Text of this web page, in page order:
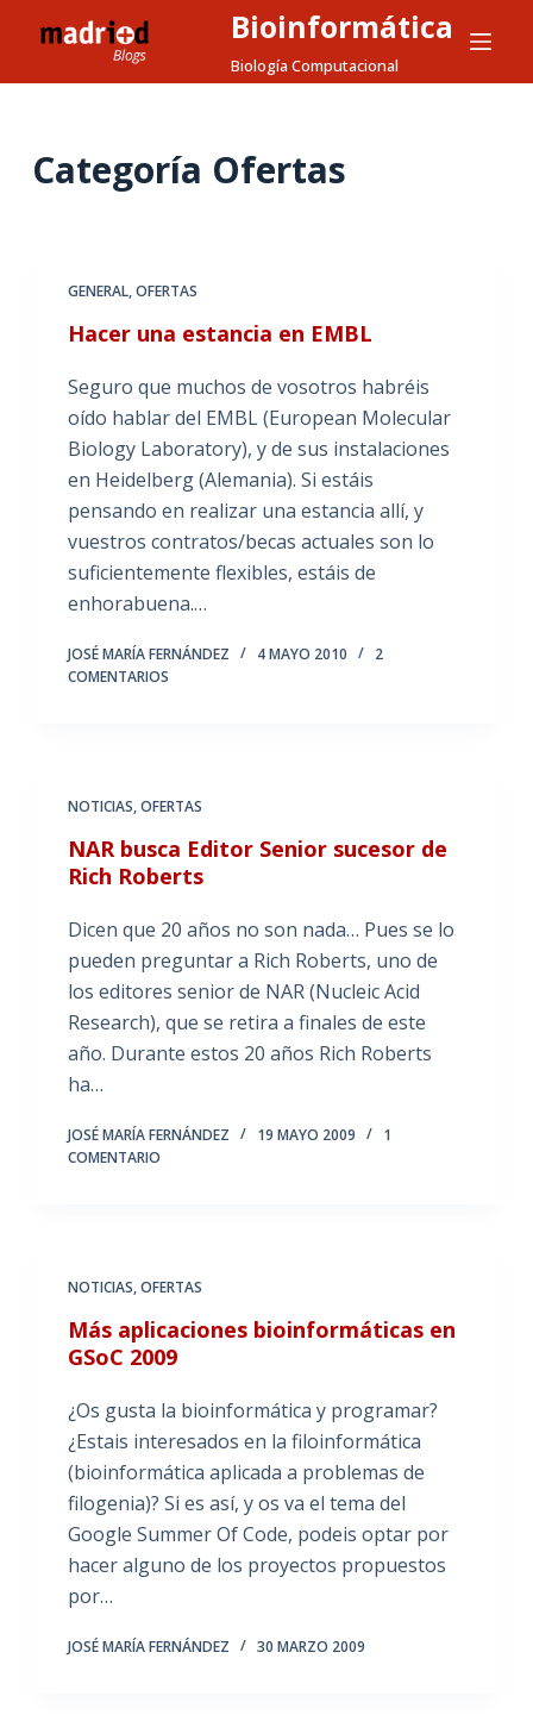
l
Bioinformática
Biología Computacional
Categoría Ofertas
GENERAL,OFERTAS
Hacer una estancia en EMBL
Seguro que muchos de vosotros habréis
oído hablar del EMBL (European Molecular
Biology Laboratory), y de sus instalaciones
en Heidelberg (Alemania). Si estáis
pensando en realizar una estancia allí, y
vuestros contratos/becas actuales son lo
suficientemente flexibles, estáis de
enhorabuena.…
JOSÉ MARÍA FERNÁNDEZ 4 MAYO 2010
2
COMENTARIOS
NOTICIAS,OFERTAS
NAR busca Editor Senior sucesor de
Rich Roberts
Dicen que 20 años no son nada… Pues se lo
pueden preguntar a Rich Roberts, uno de
los editores senior de NAR (Nucleic Acid
Research), que se retira a finales de este
año. Durante estos 20 años Rich Roberts
ha…
JOSÉ MARÍA FERNÁNDEZ 19 MAYO 2009
1
COMENTARIO
NOTICIAS,OFERTAS
Más aplicaciones bioinformáticas en
GSoC 2009
¿Os gusta la bioinformática y programar?
¿Estais interesados en la filoinformática
(bioinformática aplicada a problemas de
filogenia)? Si es así, y os va el tema del
Google Summer Of Code, podeis optar por
hacer alguno de los proyectos propuestos
por…
JOSÉ MARÍA FERNÁNDEZ 30 MARZO 2009